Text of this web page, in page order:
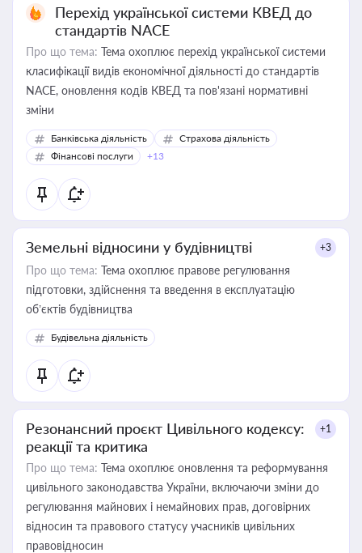
Перехід української системи КВЕД до
стандартів NACE
Про що тема: Тема охоплює перехід української системи
класифікації видів економічної діяльності до стандартів
NACE, оновлення кодів КВЕД та пов'язані нормативні
зміни
Банківська діяльність
Страхова діяльність
Фінансові послуги
+13
Земельні відносини у будівництві +3
Про що тема: Тема охоплює правове регулювання
підготовки, здійснення та введення в експлуатацію
об’єктів будівництва
Будівельна діяльність
Резонансний проєкт Цивільного кодексу:
реакції та критика
+1
Про що тема: Тема охоплює оновлення та реформування
цивільного законодавства України, включаючи зміни до
регулювання майнових і немайнових прав, договірних
відносин та правового статусу учасників цивільних
правовідносин